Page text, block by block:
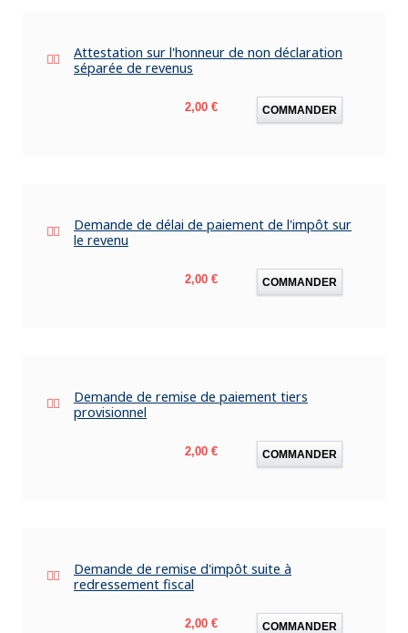
Attestation sur l'honneur de non déclaration
séparée de revenus
Prix
2,00 € COMMANDER
Demande de délai de paiement de l'impôt sur
le revenu
Prix
2,00 € COMMANDER
Demande de remise de paiement tiers
provisionnel
Prix
2,00 € COMMANDER
Demande de remise d'impôt suite à
redressement fiscal
Prix
2,00 € COMMANDER